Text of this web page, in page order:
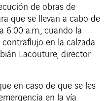
de obras de
que se llevan a cabo de
6:00 a.m., cuando la
en la calzada
Lacouture, director
en caso de que se les
en la vía